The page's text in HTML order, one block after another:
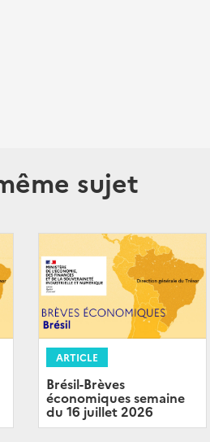
sujet
ARTICLE
Brésil-Brèves
économiques semaine
du 16 juillet 2026